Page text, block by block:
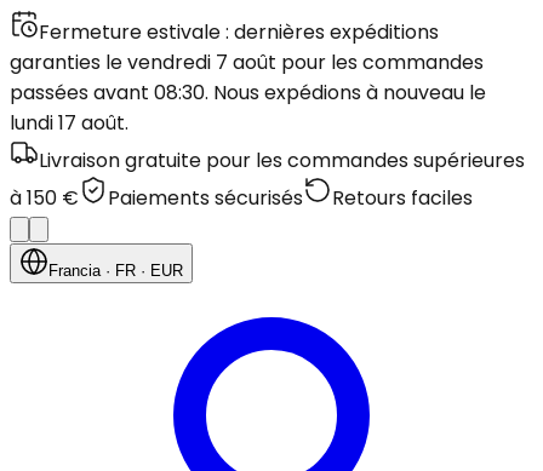
Fermeture estivale : dernières expéditions
garanties le vendredi 7 août pour les commandes
passées avant 08:30. Nous expédions à nouveau le
lundi 17 août.
Livraison gratuite pour les commandes supérieures
à 150 €
Paiements sécurisés Retours faciles
Francia· FR · EUR